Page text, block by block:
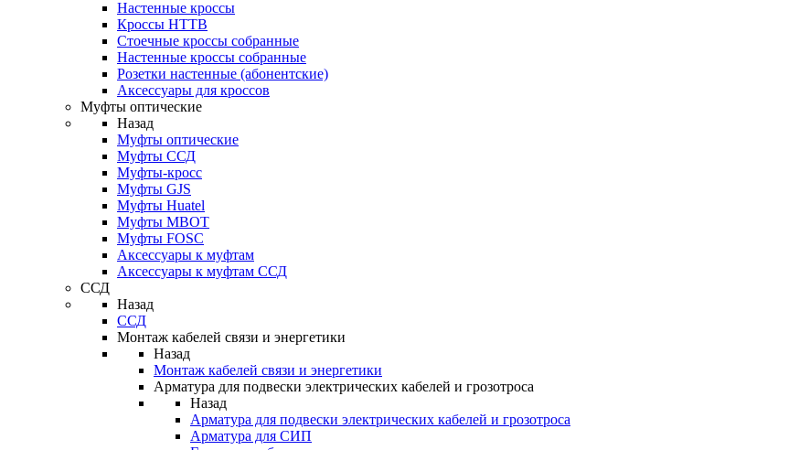
Настенные кроссы
Кроссы HTTB
Стоечные кроссы собранные
Настенные кроссы собранные
Розетки настенные (абонентские)
Аксессуары для кроссов
Муфты оптические
Назад
Муфты оптические
Муфты ССД
Муфты-кросс
Муфты GJS
Муфты Huatel
Муфты МВОТ
Муфты FOSC
Аксессуары к муфтам
Аксессуары к муфтам ССД
ССД
Назад
ССД
Монтаж кабелей связи и энергетики
Назад
Монтаж кабелей связи и энергетики
Арматура для подвески электрических кабелей и грозотроса
Назад
Арматура для подвески электрических кабелей и грозотроса
Арматура для СИП